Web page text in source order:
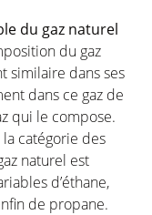
du gaz naturel
du gaz
similaire dans ses
dans ce gaz de
qui le compose.
catégorie des
naturel est
d’éthane,
de propane.